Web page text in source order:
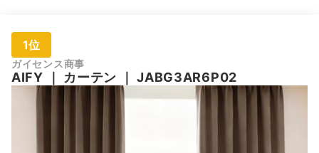
1位
ガイセンス商事
AIFY ｜ カーテン ｜JABG3AR6P02